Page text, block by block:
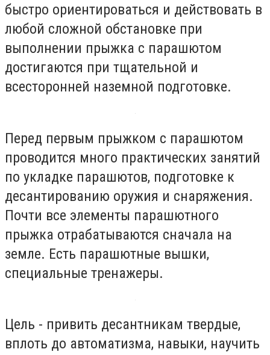
быстро ориентироваться и действовать в
любой сложной обстановке при
выполнении прыжка с парашютом
достигаются при тщательной и
всесторонней наземной подготовке.
Перед первым прыжком с парашютом
проводится много практических занятий
по укладке парашютов, подготовке к
десантированию оружия и снаряжения.
Почти все элементы парашютного
прыжка отрабатываются сначала на
земле. Есть парашютные вышки,
специальные тренажеры.
Цель - привить десантникам твердые,
вплоть до автоматизма, навыки, научить